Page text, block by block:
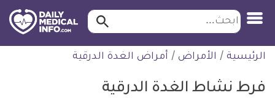
التخطي
للمحتوى
طبية
ابحث ابحث…
الرئيسية / الأمراض / أمراض الغدة الدرقية
فرط نشاط الغدة الدرقية